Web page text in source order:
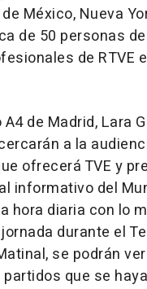
México, Nueva
de 50 personas
de RTVE
de Madrid, Lara
a la
ofrecerá TVE y
informativo del
hora diaria con lo
durante el
se podrán
que se